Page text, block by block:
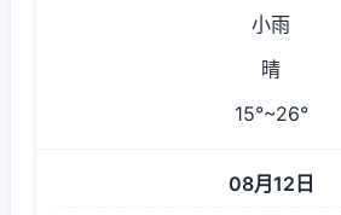
小雨
晴
15°~26°
08月12日